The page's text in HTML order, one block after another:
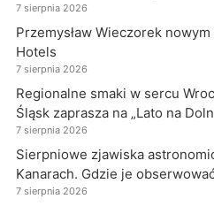
7 sierpnia 2026
Przemysław Wieczorek
Hotels
7 sierpnia 2026
Regionalne smaki w sercu
Śląsk zaprasza na „Lato na
7 sierpnia 2026
Sierpniowe zjawiska
Kanarach. Gdzie je
7 sierpnia 2026